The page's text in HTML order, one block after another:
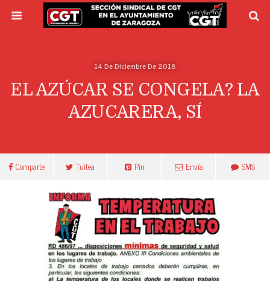
14 De Diciembre De 2018
EL AZÚCAR SE CONGELA? LA
AZUCARERA, SÍ
Comparte Tuitea Pin Envía SMS